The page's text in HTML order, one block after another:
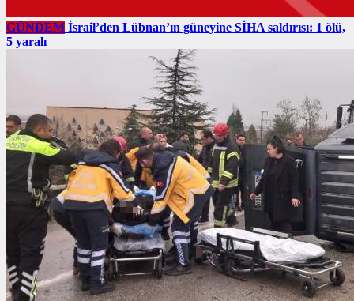
GÜNDEM İsrail’den Lübnan’ın güneyine SİHA saldırısı: 1 ölü,
5 yaralı